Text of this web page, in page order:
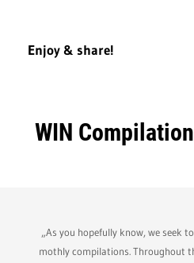
Enjoy & share!
WIN
„As you hopefully know, we seek
mothly compilations. Throughout